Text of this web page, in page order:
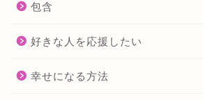
包含
好きな人を応援したい
幸せになる方法